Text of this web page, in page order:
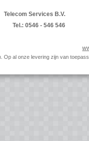
Telecom Services B.V.
Tel.: 0546 - 546 546
Op al onze levering zijn van